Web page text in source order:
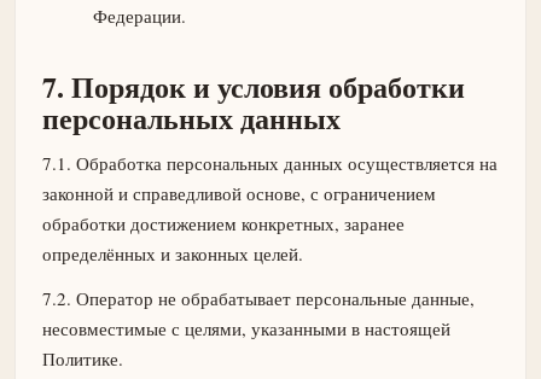
Федерации.
7. Порядок и условия обработки
персональных данных
7.1. Обработка персональных данных осуществляется на
законной и справедливой основе, с ограничением
обработки достижением конкретных, заранее
определённых и законных целей.
7.2. Оператор не обрабатывает персональные данные,
несовместимые с целями, указанными в настоящей
Политике.